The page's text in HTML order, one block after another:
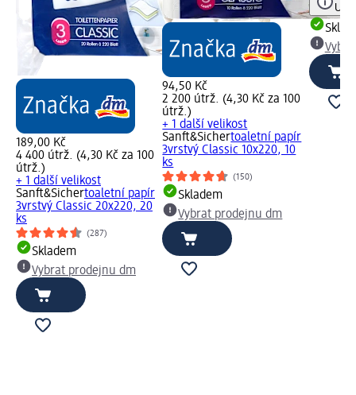
189,00 Kč
4 400 útrž. (4,30 Kč za 100
útrž.)
+ 1 další velikost
Sanft&Sichertoaletní papír
3vrstvý Classic 20x220, 20
ks
(287)
Skladem
Vybrat prodejnu dm
94,50 Kč
2 200 útrž. (4,30 Kč za 100
útrž.)
+ 1 další velikost
Sanft&Sichertoaletní papír
3vrstvý Classic 10x220, 10
ks
(150)
Skladem
Vybrat prodejnu dm